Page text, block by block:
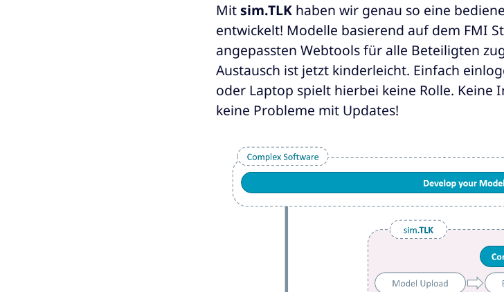
Mitsim.TLK haben wir genau so eine
entwickelt! Modelle basierend auf dem FMI
angepassten Webtools für alle Beteiligten
Austausch ist jetzt kinderleicht. Einfach
oder Laptop spielt hierbei keine Rolle. Keine
keine Probleme mit Updates!